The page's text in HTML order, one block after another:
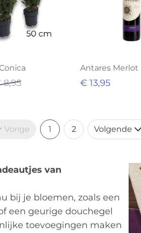
8,95
Antares Merlot
€ 13,95
Vorige 1 2 Volgende
van
bij je bloemen, zoals een
een geurige douchegel
toevoegingen maken